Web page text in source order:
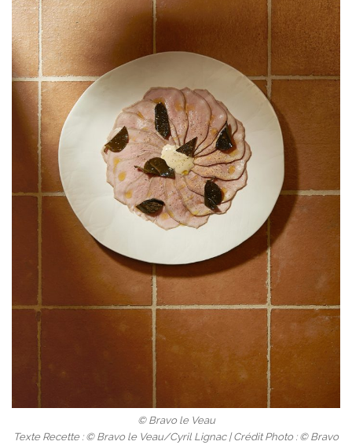
© Bravo le Veau
Texte Recette : © Bravo le Veau/Cyril Lignac | Crédit Photo : © Bravo